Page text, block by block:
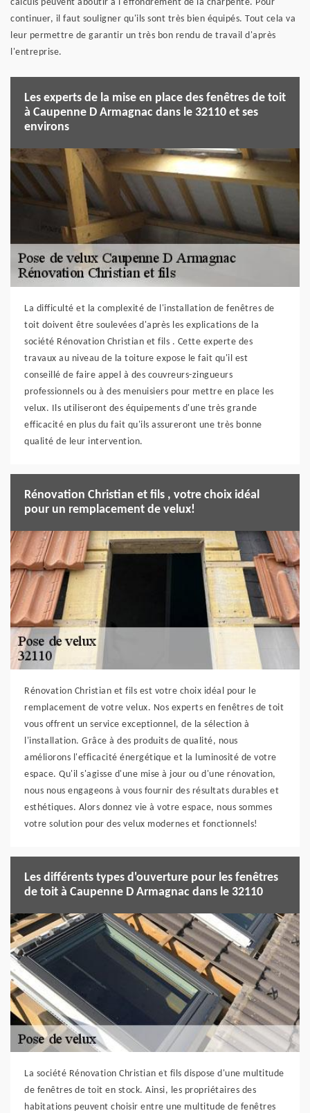
calculs peuvent aboutir à l'effondrement de la charpente. Pour
continuer, il faut souligner qu'ils sont très bien équipés. Tout cela va
leur permettre de garantir un très bon rendu de travail d'après
l'entreprise.
Les experts de la mise en place des fenêtres de toit
à Caupenne D Armagnac dans le 32110 et ses
environs
La difficulté et la complexité de l'installation de fenêtres de
toit doivent être soulevées d'après les explications de la
société Rénovation Christian et fils . Cette experte des
travaux au niveau de la toiture expose le fait qu'il est
conseillé de faire appel à des couvreurs-zingueurs
professionnels ou à des menuisiers pour mettre en place les
velux. Ils utiliseront des équipements d'une très grande
efficacité en plus du fait qu'ils assureront une très bonne
qualité de leur intervention.
Rénovation Christian et fils , votre choix idéal
pour un remplacement de velux!
Rénovation Christian et fils est votre choix idéal pour le
remplacement de votre velux. Nos experts en fenêtres de toit
vous offrent un service exceptionnel, de la sélection à
l'installation. Grâce à des produits de qualité, nous
améliorons l'efficacité énergétique et la luminosité de votre
espace. Qu'il s'agisse d'une mise à jour ou d'une rénovation,
nous nous engageons à vous fournir des résultats durables et
esthétiques. Alors donnez vie à votre espace, nous sommes
votre solution pour des velux modernes et fonctionnels!
Les différents types d'ouverture pour les fenêtres
de toit à Caupenne D Armagnac dans le 32110
La société Rénovation Christian et fils dispose d'une multitude
de fenêtres de toit en stock. Ainsi, les propriétaires des
habitations peuvent choisir entre une multitude de fenêtres